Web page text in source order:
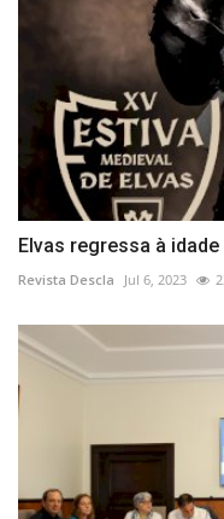
Elvas regressa à
Revista Descla Jul 6, 2023